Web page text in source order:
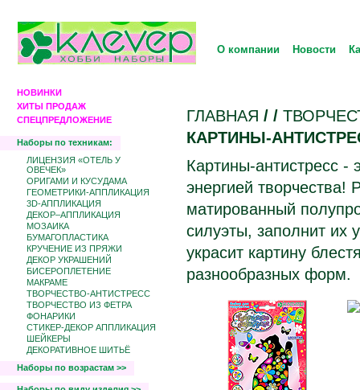
О компании Новости
НОВИНКИ
ХИТЫ ПРОДАЖ
СПЕЦПРЕДЛОЖЕНИЕ
Наборы по техникам:
ЛИЦЕНЗИЯ «ОТЕЛЬ У
ОВЕЧЕК»
ОРИГАМИ И КУСУДАМА
ГЕОМЕТРИКИ-АППЛИКАЦИЯ
3D-АППЛИКАЦИЯ
ДЕКОР–АППЛИКАЦИЯ
МОЗАИКА
БУМАГОПЛАСТИКА
КРУЧЕНИЕ ИЗ ПРЯЖИ
ДЕКОР УКРАШЕНИЙ
БИCЕРОПЛЕТЕНИЕ
МАКРАМЕ
ТВОРЧЕСТВО-АНТИСТРЕСС
ТВОРЧЕСТВО ИЗ ФЕТРА
ФОНАРИКИ
СТИКЕР-ДЕКОР АППЛИКАЦИЯ
ШЕЙКЕРЫ
ДЕКОРАТИВНОЕ ШИТЬЁ
Наборы по возрастам >>
ГЛАВНАЯ / /
КАРТИНЫ-
Картины-антистресс -
энергией творчества!
матированный
силуэты, заполнит их
украсит картину
разнообразных форм.